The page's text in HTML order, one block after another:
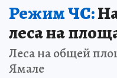
Режим ЧС:
леса на
Леса на общей
Ямале